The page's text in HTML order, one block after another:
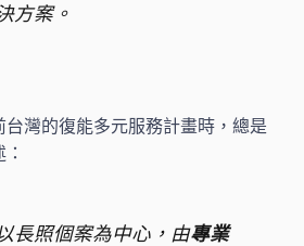
方案。
灣的復能多元服務計畫時，總是
長照個案為中心，由專業